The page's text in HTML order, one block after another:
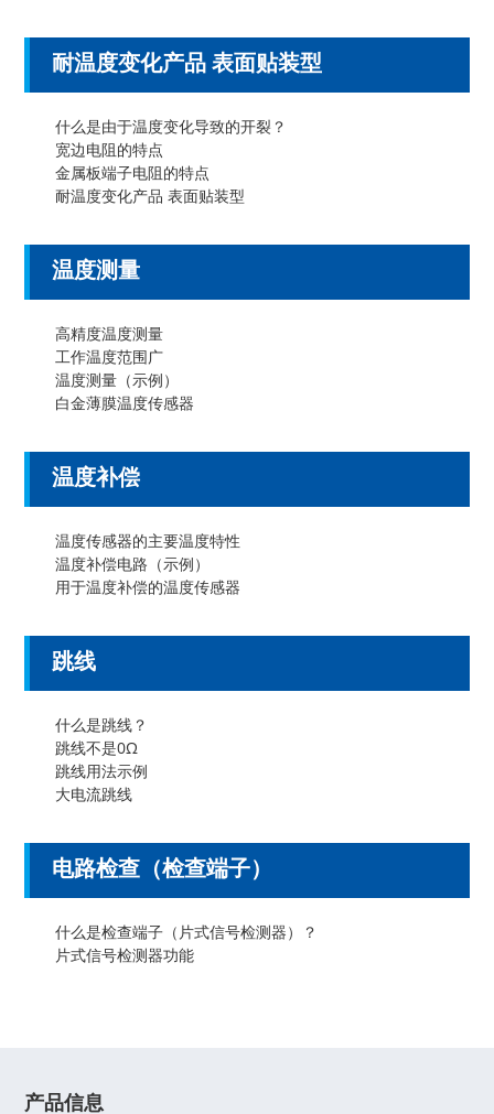
耐温度变化产品 表面贴装型
什么是由于温度变化导致的开裂？
宽边电阻的特点
金属板端子电阻的特点
耐温度变化产品 表面贴装型
温度测量
高精度温度测量
工作温度范围广
温度测量（示例）
白金薄膜温度传感器
温度补偿
温度传感器的主要温度特性
温度补偿电路（示例）
用于温度补偿的温度传感器
跳线
什么是跳线？
跳线不是0Ω
跳线用法示例
大电流跳线
电路检查（检查端子）
什么是检查端子（片式信号检测器）？
片式信号检测器功能
产品信息